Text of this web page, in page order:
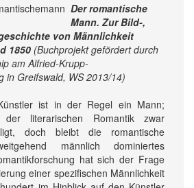
Der romantische
Mann. Zur Bild-,
von Männlichkeit
1850 (Buchprojekt gefördert durch
am Alfried-Krupp-
in Greifswald, WS 2013/14)
ist in der Regel ein Mann;
literarischen Romantik zwar
doch bleibt die romantische
männlich dominiertes
hat sich der Frage
einer spezifischen Männlichkeit